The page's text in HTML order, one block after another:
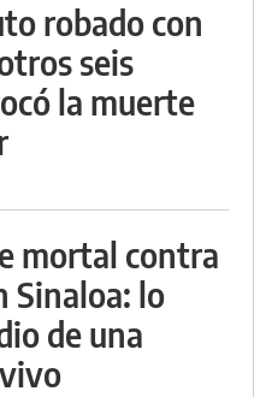
robado con
seis
la muerte
mortal contra
Sinaloa: lo
de una